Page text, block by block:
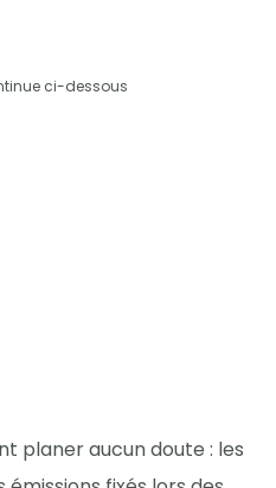
ci-dessous
planer aucun doute : les